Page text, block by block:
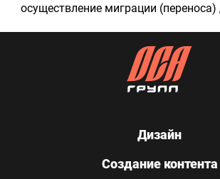
осуществление миграции
Дизайн
Создание контента